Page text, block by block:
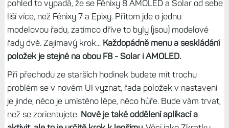
to jak na verzi AMOLED, tak Solar. Solární modely se více
podobají Fénixům 7, AMOLED pak Forerunnerům. Je to
logické, každý typ displeje je odlišný, jeden barvičkový a s
vysokým rozlišením, druhý mdlý, bez barev a s nízkým
rozlišením.
Čtěte dále:Postřeh: Prostředí hodinek Fénix E a Fénix 8
má základ v modelu Forerunner 965. Vše tomu napovídá
Zajímavé ale je, že na F7 a Epixech bylo prostředí zcela
stejné, a to vč. fontů, lišila se jen jejich velikost. Čili na první